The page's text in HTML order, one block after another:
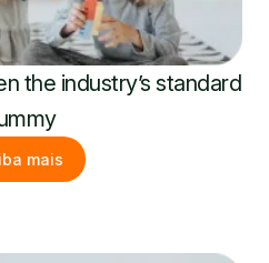
the industry’s standard
mais